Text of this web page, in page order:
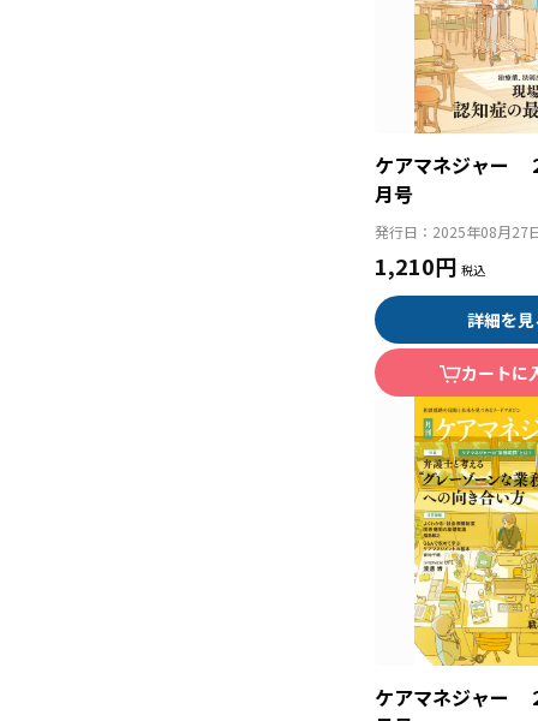
ケアマネジャー
月号
発行日： 2025年08月27
1,210円
詳細を
カートに
ケアマネジャー